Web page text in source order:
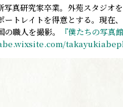
写真研究家卒業。外苑スタジオ
ートレイトを得意とする。現在
職人を撮影。
『僕たちの写真館